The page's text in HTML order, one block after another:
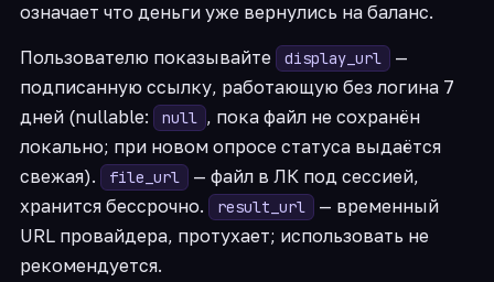
означает что деньги уже вернулись на баланс.
Пользователю показывайте display_url
—
подписанную ссылку, работающую без логина 7
дней (nullable:
null , пока файл не сохранён
локально; при новом опросе статуса выдаётся
свежая).
file_url
— файл в ЛК под сессией,
хранится бессрочно.
result_url
— временный
URL провайдера, протухает; использовать не
рекомендуется.